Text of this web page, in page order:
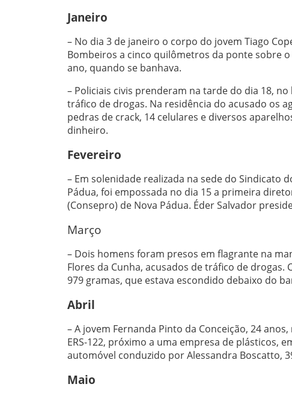
Janeiro
– No dia 3 de janeiro o corpo do jovem Tiago
Bombeiros a cinco quilômetros da ponte sobre
ano, quando se banhava.
– Policiais civis prenderam na tarde do dia 18,
tráfico de drogas. Na residência do acusado os
pedras de crack, 14 celulares e diversos
dinheiro.
Fevereiro
– Em solenidade realizada na sede do Sindicato
Pádua, foi empossada no dia 15 a primeira
(Consepro) de Nova Pádua. Éder Salvador
Março
– Dois homens foram presos em flagrante na
Flores da Cunha, acusados de tráfico de
979 gramas, que estava escondido debaixo do
Abril
– A jovem Fernanda Pinto da Conceição, 24
ERS-122, próximo a uma empresa de plásticos,
automóvel conduzido por Alessandra Boscatto,
Maio